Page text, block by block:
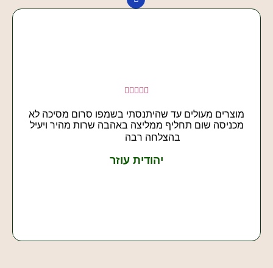





מוצרים מעולים עד שהיתנסתי בשמפו סרום מסיכה לא
מכניסה שום תחליף ממליצה באהבה שרות מהיר ויעיל
בהצלחה רבה
יהודית עוזר